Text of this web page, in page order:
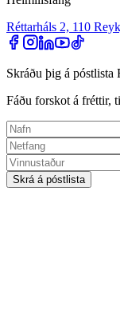
Réttarháls 2, 110
Skráðu þig á póstlista
Fáðu forskot á fréttir,
Skrá á póstlista